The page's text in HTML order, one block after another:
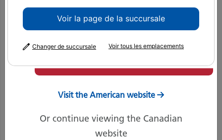
Visit the American website
Or continue viewing the Canadian
website
Voir la page de la succursale
Changer de succursale Voir tous les emplacements